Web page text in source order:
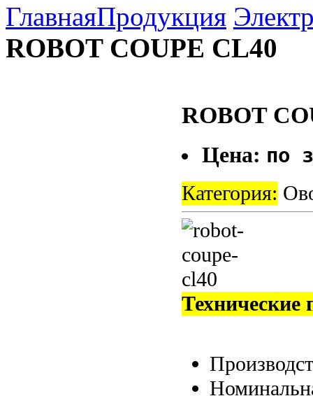
ГлавнаяПродукция
ROBOT COUPE CL40
ROBOT
Цена: по
Категория:
Технические